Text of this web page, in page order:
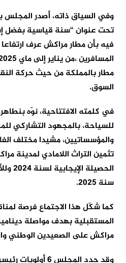
وفي السياق ذاته، أصدر المجلس
تحت عنوان “سنة قياسية بفضل
السوق.
في كلمته الافتتاحية، نوّهب
للسياحة، بالمجهود التشاركي
والمؤسساتيين، مشيدا مختلف
تثمين التراث اللامادي لمدينة
سنة 2025.
كما شكّل هذا الاجتماع فرصة
المستقبلية بهدف مواصلة
مراكش على الصعيدين الوطني